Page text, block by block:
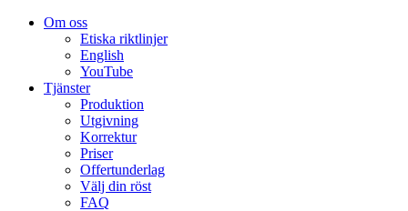
Om oss
Etiska riktlinjer
English
YouTube
Tjänster
Produktion
Utgivning
Korrektur
Priser
Offertunderlag
Välj din röst
FAQ